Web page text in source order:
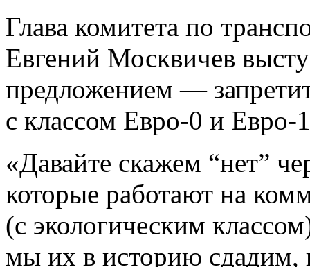
Глава комитета по
Евгений Москвичев
предложением —
с классом Евро-0 и Евро-
«Давайте скажем “нет”
которые работают на
(с экологическим
мы их в историю сдадим,